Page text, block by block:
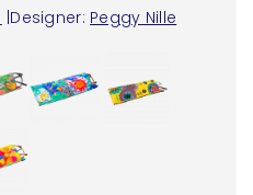
Designer: Peggy Nille